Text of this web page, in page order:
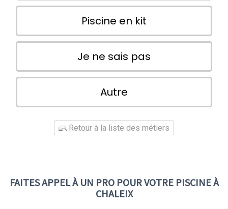
Piscine en kit
Je ne sais pas
Autre
Retour à la liste des métiers
FAITES APPEL À UN PRO POUR VOTRE PISCINE À
CHALEIX